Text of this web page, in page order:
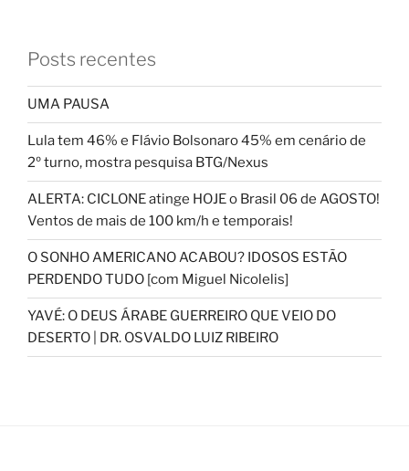
Posts recentes
UMA PAUSA
Lula tem 46% e Flávio Bolsonaro 45% em cenário de
2º turno, mostra pesquisa BTG/Nexus
ALERTA: CICLONE atinge HOJE o Brasil 06 de AGOSTO!
Ventos de mais de 100 km/h e temporais!
O SONHO AMERICANO ACABOU? IDOSOS ESTÃO
PERDENDO TUDO [com Miguel Nicolelis]
YAVÉ: O DEUS ÁRABE GUERREIRO QUE VEIO DO
DESERTO | DR. OSVALDO LUIZ RIBEIRO